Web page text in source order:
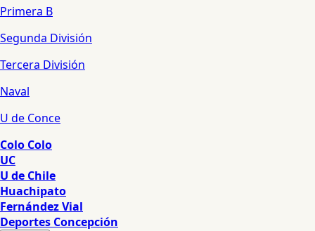
Primera B
Segunda División
Tercera División
Naval
U de Conce
Colo Colo
UC
U de Chile
Huachipato
Fernández Vial
Deportes Concepción